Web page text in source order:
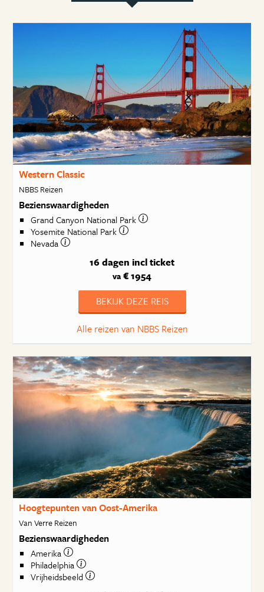
Western Classic
NBBS Reizen
Bezienswaardigheden
Grand Canyon National Park
Yosemite National Park
Nevada
16 dagen incl ticket
va € 1954
BEKIJK DEZE REIS
Alle reizen van NBBS Reizen
Hoogtepunten van Oost-Amerika
Van Verre Reizen
Bezienswaardigheden
Amerika
Philadelphia
Vrijheidsbeeld